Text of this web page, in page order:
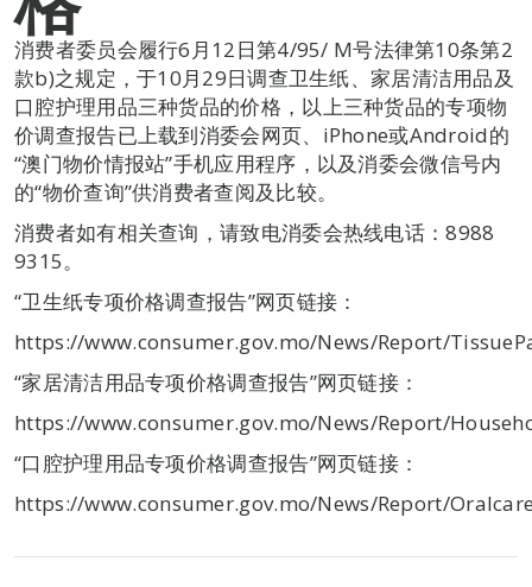
消费者委员会履行6月12日第4/95/ M号法律第10条第2
款b)之规定，于10月29日调查卫生纸、家居清洁用品及
口腔护理用品三种货品的价格，以上三种货品的专项物
价调查报告已上载到消委会网页、iPhone或Android的
“澳门物价情报站”手机应用程序，以及消委会微信号内
的“物价查询”供消费者查阅及比较。
消费者如有相关查询，请致电消委会热线电话：8988
9315。
“卫生纸专项价格调查报告”网页链接：
https://www.consumer.gov.mo/News/Report/
“家居清洁用品专项价格调查报告”网页链接：
https://www.consumer.gov.mo/News/Report/
“口腔护理用品专项价格调查报告”网页链接：
https://www.consumer.gov.mo/News/Report/